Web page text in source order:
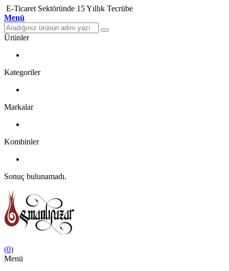
E-Ticaret Sektöründe 15 Yıllık Tecrübe
Menü
Ürünler
Kategoriler
Markalar
Kombinler
Sonuç bulunamadı.
(0)
Menü